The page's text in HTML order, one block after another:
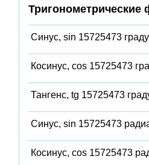
Тригонометрические
Синус, sin 15725473
Косинус, cos 15725473
Тангенс, tg 15725473
Синус, sin 15725473
Косинус, cos 15725473